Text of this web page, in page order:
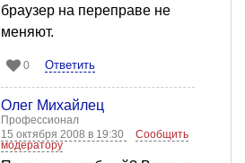
браузер на переправе не
меняют.
0 Ответить
Олег Михайлец
Профессионал
15 октября 2008 в 19:30
Сообщить
модератору